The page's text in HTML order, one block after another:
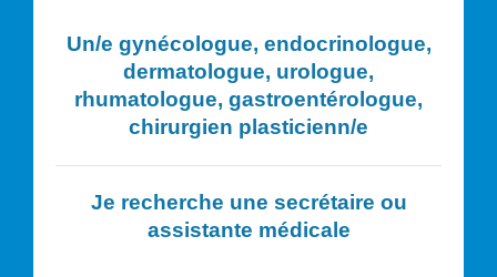
Un/e gynécologue, endocrinologue,
dermatologue, urologue,
rhumatologue, gastroentérologue,
chirurgien plasticienn/e
Je recherche une secrétaire ou
assistante médicale